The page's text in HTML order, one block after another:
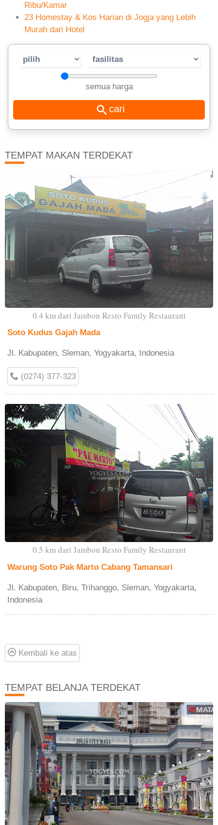
Ribu/Kamar
23 Homestay & Kos Harian di Jogja yang Lebih
Murah dari Hotel
semua harga
TEMPAT MAKAN TERDEKAT
0.4 km dari Jambon Resto Family Restaurant
Soto Kudus Gajah Mada
Jl. Kabupaten, Sleman, Yogyakarta, Indonesia
(0274) 377-323
0.5 km dari Jambon Resto Family Restaurant
Warung Soto Pak Marto Cabang Tamansari
Jl. Kabupaten, Biru, Trihanggo, Sleman, Yogyakarta,
Indonesia
Kembali ke atas
TEMPAT BELANJA TERDEKAT